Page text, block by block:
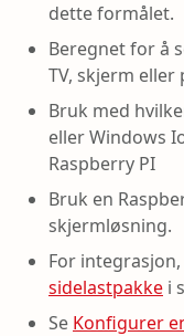
dette formålet.
Beregnet for å
TV, skjerm eller
Bruk med
eller Windows
Raspberry PI
Bruk en
skjermløsning.
For
sidelastpakke i
Se Konfigurer